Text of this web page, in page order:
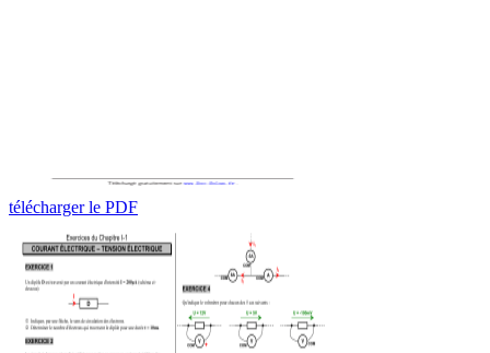
télécharger le PDF